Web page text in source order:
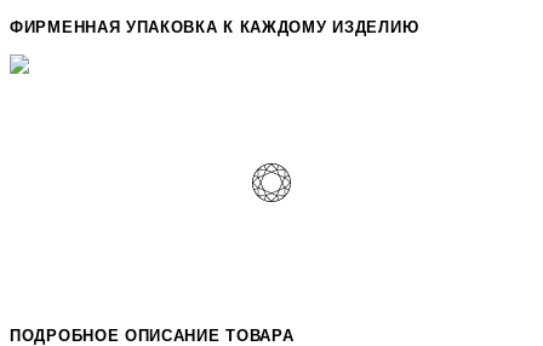
ФИРМЕННАЯ УПАКОВКА К КАЖДОМУ ИЗДЕЛИЮ
ПОДРОБНОЕ ОПИСАНИЕ ТОВАРА